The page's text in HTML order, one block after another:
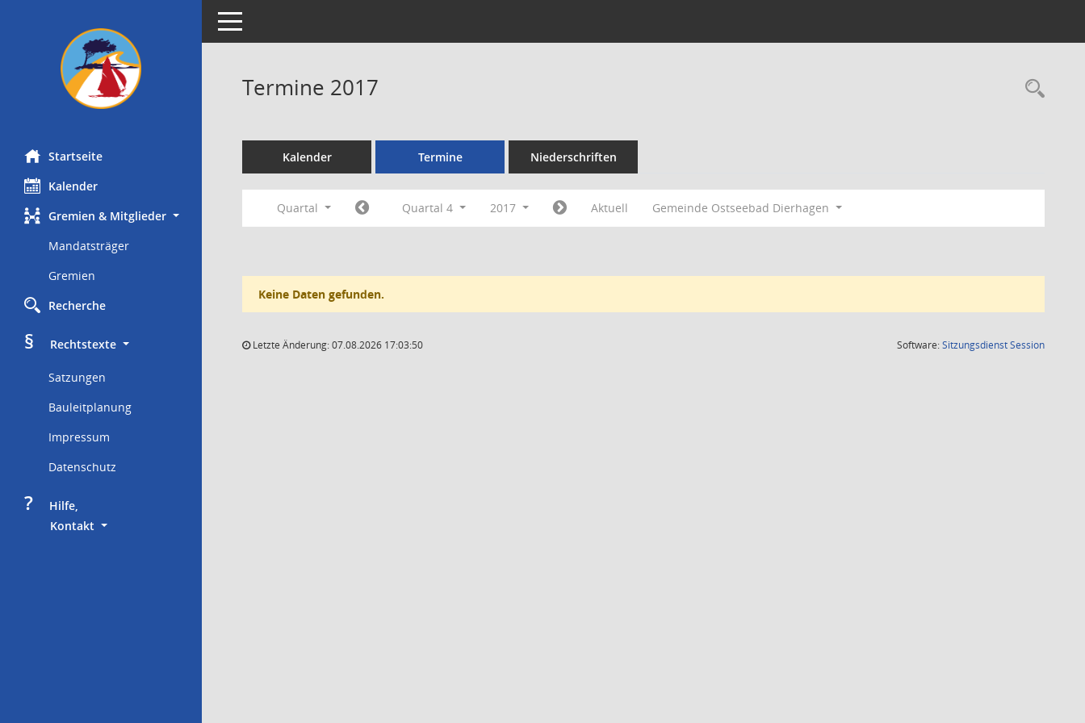
Startseite
Kalender
Gremien & Mitglieder
Mandatsträger
Gremien
Recherche
§
     Rechtstexte
Satzungen
Bauleitplanung
Impressum
Datenschutz
?
     Hilfe,
Kontakt
Toggle navigation
Termine 2017
Kalender Termine Niederschriften
Quartal Quartal 4 2017 Aktuell Gemeinde Ostseebad Dierhagen
Keine Daten gefunden.
Letzte Änderung: 07.08.2026 17:03:50 Software:SitzungsdienstSession(Wird in